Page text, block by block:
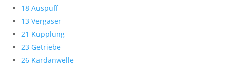
18 Auspuff
13 Vergaser
21 Kupplung
23 Getriebe
26 Kardanwelle